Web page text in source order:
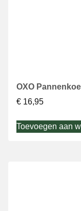
OXO
€ 16,95
Toevoegen aan